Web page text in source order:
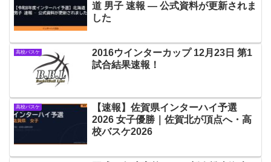
道 男子 速報 — 公式資料が更新されま
した
高校バスケ
2016ウインターカップ 12月23日 第1
試合結果速報！
高校バスケ
【速報】佐賀県インターハイ予選
2026 女子優勝｜佐賀北が頂点へ・高
校バスケ2026